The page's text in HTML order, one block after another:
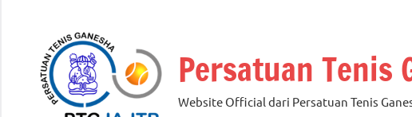
content
Persatuan Tenis
Website Official dari Persatuan Tenis